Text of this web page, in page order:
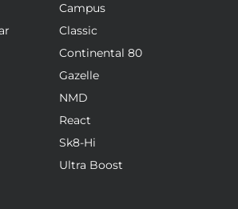
Campus
Classic
Continental 80
Gazelle
NMD
React
Sk8-Hi
Ultra Boost